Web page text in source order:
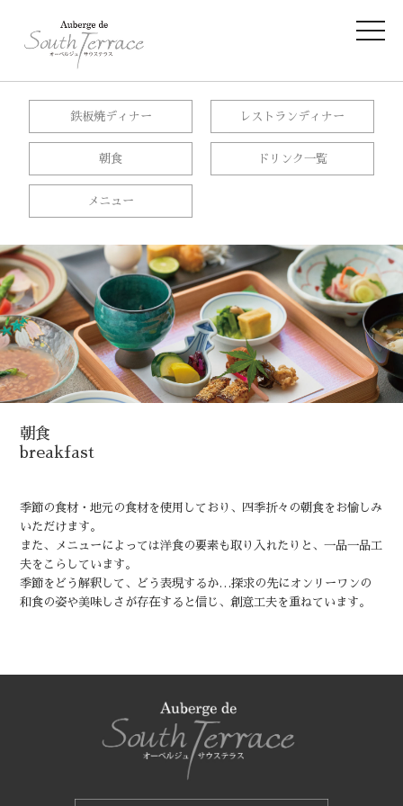
鉄板焼ディナー レストランディナー
朝食 ドリンク一覧
メニュー
朝食
breakfast
季節の食材・地元の食材を使用しており、四季折々の朝食をお愉しみ
いただけます。
また、メニューによっては洋食の要素も取り入れたりと、一品一品工
夫をこらしています。
季節をどう解釈して、どう表現するか…探求の先にオンリーワンの
和食の姿や美味しさが存在すると信じ、創意工夫を重ねています。